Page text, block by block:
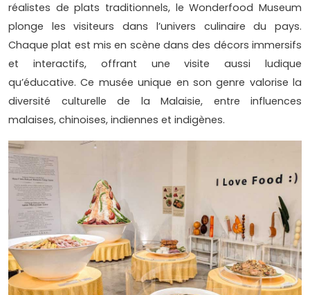
réalistes de plats traditionnels, le Wonderfood Museum
plonge les visiteurs dans l’univers culinaire du pays.
Chaque plat est mis en scène dans des décors immersifs
et interactifs, offrant une visite aussi ludique
qu’éducative. Ce musée unique en son genre valorise la
diversité culturelle de la Malaisie, entre influences
malaises, chinoises, indiennes et indigènes.